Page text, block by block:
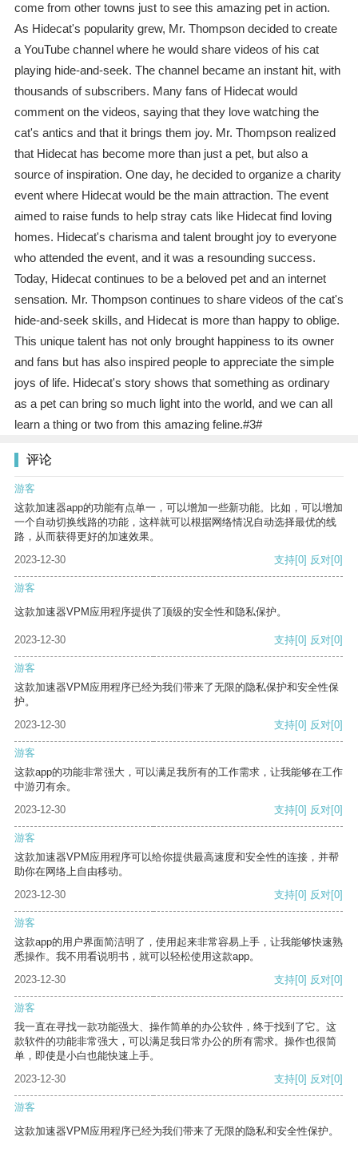
come from other towns just to see this amazing pet in action.
As Hidecat's popularity grew, Mr. Thompson decided to create
a YouTube channel where he would share videos of his cat
playing hide-and-seek. The channel became an instant hit, with
thousands of subscribers. Many fans of Hidecat would
comment on the videos, saying that they love watching the
cat's antics and that it brings them joy. Mr. Thompson realized
that Hidecat has become more than just a pet, but also a
source of inspiration. One day, he decided to organize a charity
event where Hidecat would be the main attraction. The event
aimed to raise funds to help stray cats like Hidecat find loving
homes. Hidecat's charisma and talent brought joy to everyone
who attended the event, and it was a resounding success.
Today, Hidecat continues to be a beloved pet and an internet
sensation. Mr. Thompson continues to share videos of the cat's
hide-and-seek skills, and Hidecat is more than happy to oblige.
This unique talent has not only brought happiness to its owner
and fans but has also inspired people to appreciate the simple
joys of life. Hidecat's story shows that something as ordinary
as a pet can bring so much light into the world, and we can all
learn a thing or two from this amazing feline.#3#
评论
游客
这款加速器app的功能有点单一，可以增加一些新功能。比如，可以增加
一个自动切换线路的功能，这样就可以根据网络情况自动选择最优的线
路，从而获得更好的加速效果。
2023-12-30
支持[0] 反对[0]
游客
这款加速器VPM应用程序提供了顶级的安全性和隐私保护。
2023-12-30 支持[0] 反对[0]
游客
这款加速器VPM应用程序已经为我们带来了无限的隐私保护和安全性保
护。
2023-12-30
支持[0] 反对[0]
游客
这款app的功能非常强大，可以满足我所有的工作需求，让我能够在工作
中游刃有余。
2023-12-30
支持[0] 反对[0]
游客
这款加速器VPM应用程序可以给你提供最高速度和安全性的连接，并帮
助你在网络上自由移动。
2023-12-30
支持[0] 反对[0]
游客
这款app的用户界面简洁明了，使用起来非常容易上手，让我能够快速熟
悉操作。我不用看说明书，就可以轻松使用这款app。
2023-12-30
支持[0] 反对[0]
游客
我一直在寻找一款功能强大、操作简单的办公软件，终于找到了它。这
款软件的功能非常强大，可以满足我日常办公的所有需求。操作也很简
单，即使是小白也能快速上手。
2023-12-30
支持[0] 反对[0]
游客
这款加速器VPM应用程序已经为我们带来了无限的隐私和安全性保护。